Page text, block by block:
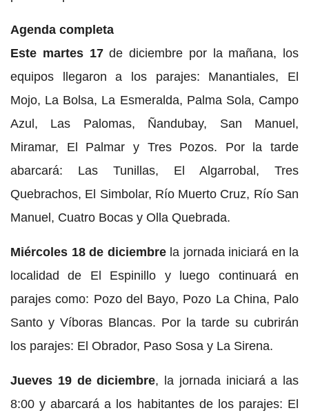
Agenda completa
Este martes 17de diciembre por la mañana, los
equipos llegaron a los parajes: Manantiales, El
Mojo, La Bolsa, La Esmeralda, Palma Sola, Campo
Azul, Las Palomas, Ñandubay, San Manuel,
Miramar, El Palmar y Tres Pozos. Por la tarde
abarcará: Las Tunillas, El Algarrobal, Tres
Quebrachos, El Simbolar, Río Muerto Cruz, Río San
Manuel, Cuatro Bocas y Olla Quebrada.
Miércoles 18 de diciembrela jornada iniciará en la
localidad de El Espinillo y luego continuará en
parajes como: Pozo del Bayo, Pozo La China, Palo
Santo y Víboras Blancas. Por la tarde su cubrirán
los parajes: El Obrador, Paso Sosa y La Sirena.
Jueves 19 de diciembre, la jornada iniciará a las
8:00 y abarcará a los habitantes de los parajes: El